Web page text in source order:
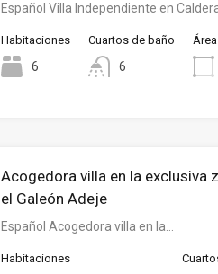
Español Villa Independiente en
Habitaciones
6
Cuartos de baño
6
Área
Acogedora villa en la exclusiva
el Galeón Adeje
Español Acogedora villa en la…
Habitaciones